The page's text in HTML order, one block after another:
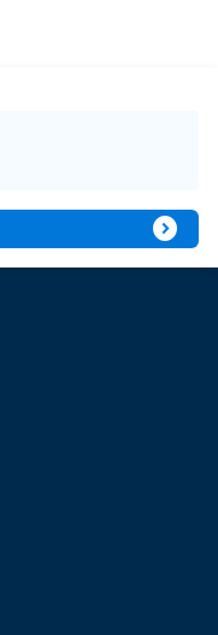
expand_circle_right